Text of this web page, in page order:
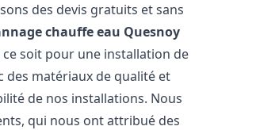
des devis gratuits et sans
chauffe eau Quesnoy
soit pour une installation de
des matériaux de qualité et
de nos installations. Nous
qui nous ont attribué des